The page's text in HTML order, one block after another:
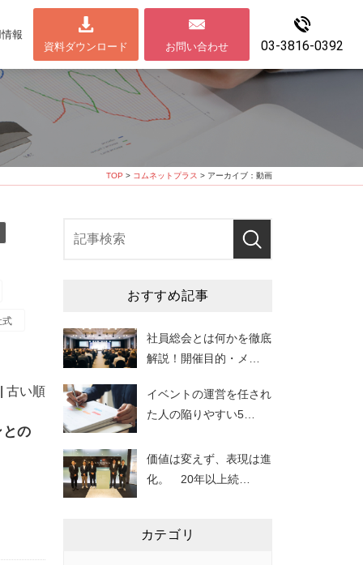
報
資料ダウンロード
お問い合わせ 03-3816-0392
TOP > コムネットプラス > アーカイブ：動画
式
古い順
の
おすすめ記事
社員総会とは何かを徹底
解説！開催目的・メ
イベントの運営を任され
た人の陥りやすい5…
価値は変えず、表現は進
化。 20年以上続…
カテゴリ